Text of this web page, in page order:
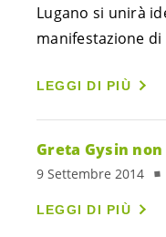
Lugano si unirà
manifestazione
LEGGI DI PIÙ
Greta Gysin
9 Settembre 2014
LEGGI DI PIÙ